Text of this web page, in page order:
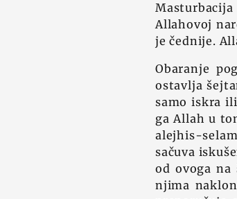
Allahovoj
je čednije.
Obaranje
ostavlja
samo iskra
ga Allah u
alejhis-
sačuva
od ovoga
njima